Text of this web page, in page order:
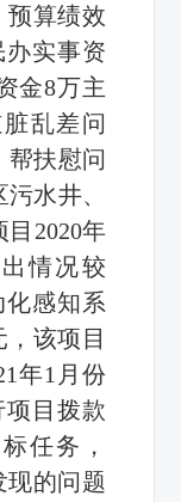
预算绩效
办实事资
金8万主
乱差问
帮扶慰问
水井、
目2020年
情况较
化感知系
该项目
年1月份
项目拨款
任务，
现的问题